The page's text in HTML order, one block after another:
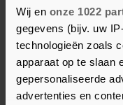
Wij en onze 1022
gegevens (bijv. uw
technologieën zoals
apparaat op te slaan
gepersonaliseerde
advertenties en